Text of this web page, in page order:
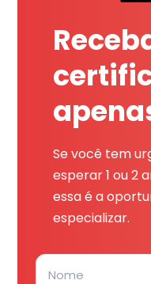
Se você tem
esperar 1 ou 2
essa é a
especializar.